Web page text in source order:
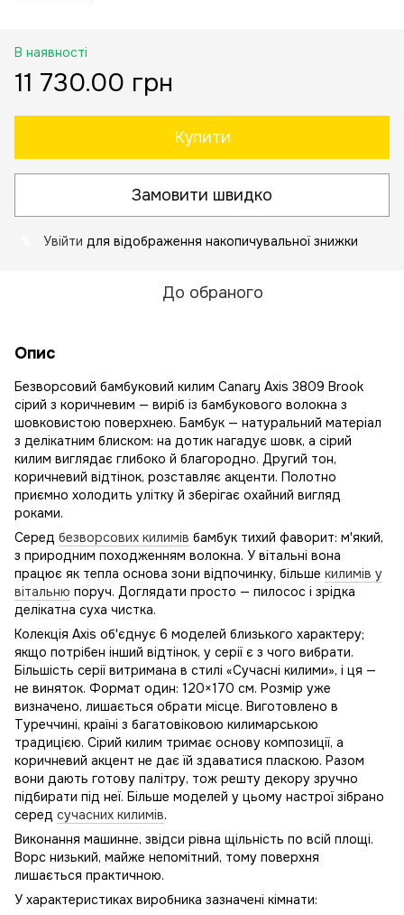
В наявності
11 730.00 грн
Купити
Замовити швидко
Увійти для відображення накопичувальної знижки
До обраного
Опис
Безворсовий бамбуковий килим Canary Axis 3809 Brook
сірий з коричневим — виріб із бамбукового волокна з
шовковистою поверхнею. Бамбук — натуральний матеріал
з делікатним блиском: на дотик нагадує шовк, а сірий
килим виглядає глибоко й благородно. Другий тон,
коричневий відтінок, розставляє акценти. Полотно
приємно холодить улітку й зберігає охайний вигляд
роками.
Серед безворсових килимів бамбук тихий фаворит: м'який,
з природним походженням волокна. У вітальні вона
працює як тепла основа зони відпочинку, більше килимів у
вітальню поруч. Доглядати просто — пилосос і зрідка
делікатна суха чистка.
Колекція Axis об'єднує 6 моделей близького характеру;
якщо потрібен інший відтінок, у серії є з чого вибрати.
Більшість серії витримана в стилі «Сучасні килими», і ця —
не виняток. Формат один: 120×170 см. Розмір уже
визначено, лишається обрати місце. Виготовлено в
Туреччині, країні з багатовіковою килимарською
традицією. Сірий килим тримає основу композиції, а
коричневий акцент не дає їй здаватися пласкою. Разом
вони дають готову палітру, тож решту декору зручно
підбирати під неї. Більше моделей у цьому настрої зібрано
серед сучасних килимів.
Виконання машинне, звідси рівна щільність по всій площі.
Ворс низький, майже непомітний, тому поверхня
лишається практичною.
У характеристиках виробника зазначені кімнати: